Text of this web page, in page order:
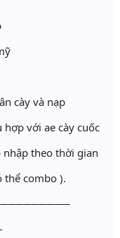
cày và nạp
với ae cày cuốc
nhập theo thời gian
thể combo ).